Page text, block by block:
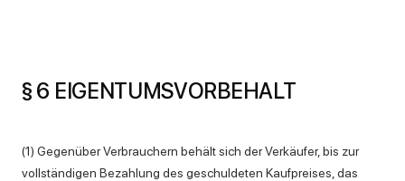
§ 6 EIGENTUMSVORBEHALT
(1) Gegenüber Verbrauchern behält sich der Verkäufer, bis zur
vollständigen Bezahlung des geschuldeten Kaufpreises, das